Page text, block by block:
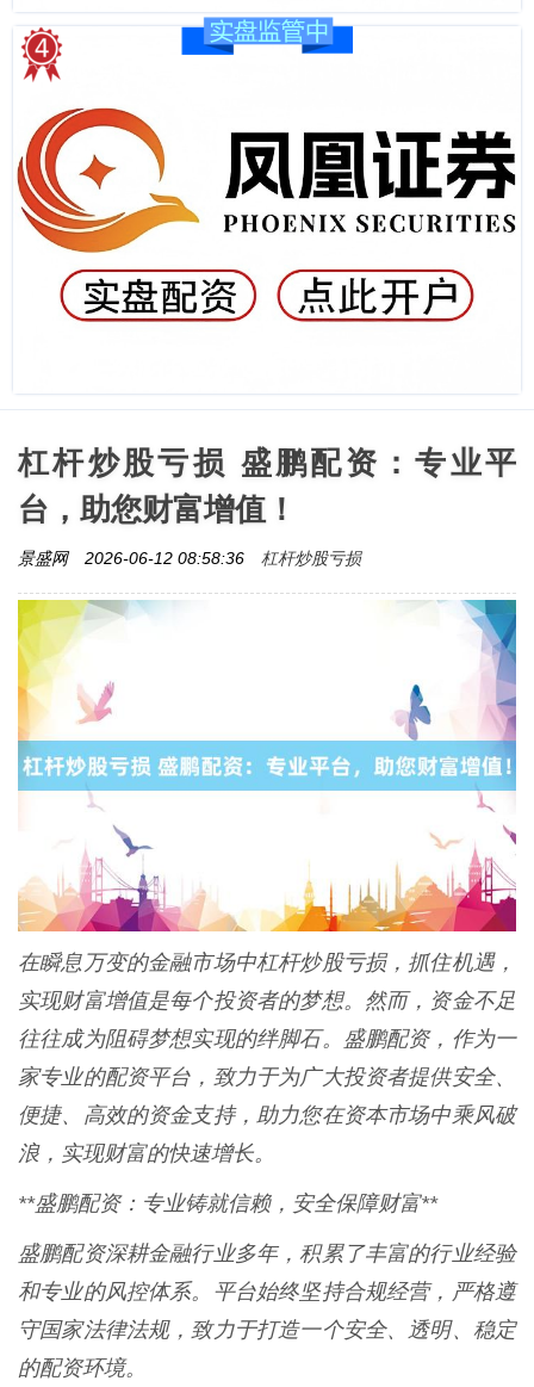
杠杆炒股亏损 盛鹏配资：专业平
台，助您财富增值！
景盛网 2026-06-12 08:58:36 杠杆炒股亏损
在瞬息万变的金融市场中杠杆炒股亏损，抓住机遇，
实现财富增值是每个投资者的梦想。然而，资金不足
往往成为阻碍梦想实现的绊脚石。盛鹏配资，作为一
家专业的配资平台，致力于为广大投资者提供安全、
便捷、高效的资金支持，助力您在资本市场中乘风破
浪，实现财富的快速增长。
**盛鹏配资：专业铸就信赖，安全保障财富**
盛鹏配资深耕金融行业多年，积累了丰富的行业经验
和专业的风控体系。平台始终坚持合规经营，严格遵
守国家法律法规，致力于打造一个安全、透明、稳定
的配资环境。